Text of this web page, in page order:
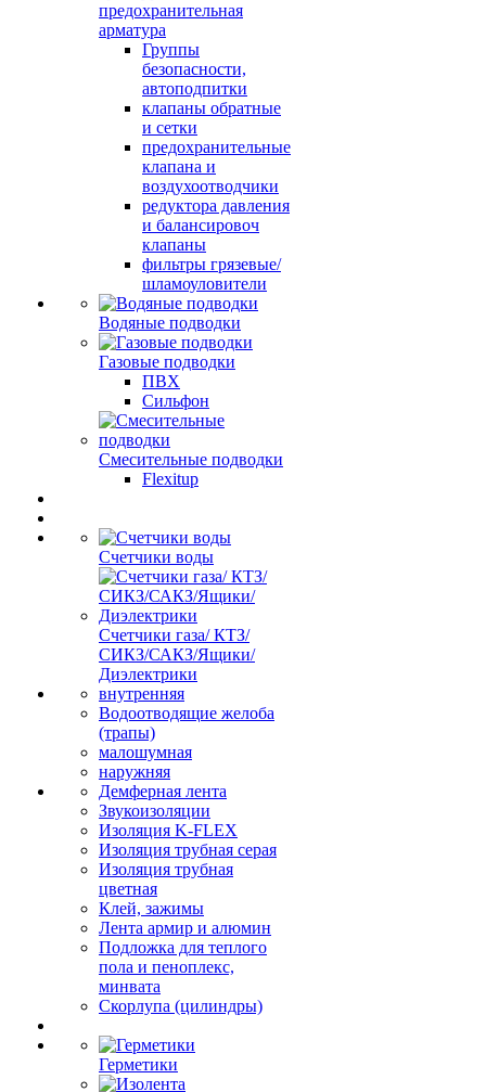
предохранительная
арматура
Группы
безопасности,
автоподпитки
клапаны обратные
и сетки
предохранительные
клапана и
воздухоотводчики
редуктора давления
и балансировоч
клапаны
фильтры грязевые/
шламоуловители
Водяные подводки
Газовые подводки
ПВХ
Сильфон
Смесительные подводки
Flexitup
Счетчики воды
Счетчики газа/ КТЗ/
СИКЗ/САКЗ/Ящики/
Диэлектрики
внутренняя
Водоотводящие желоба
(трапы)
малошумная
наружняя
Демферная лента
Звукоизоляции
Изоляция K-FLEX
Изоляция трубная серая
Изоляция трубная
цветная
Клей, зажимы
Лента армир и алюмин
Подложка для теплого
пола и пеноплекс,
минвата
Скорлупа (цилиндры)
Герметики